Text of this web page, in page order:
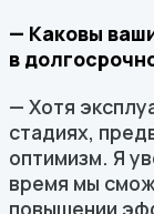
— Каковы
в
— Хотя
стадиях,
оптимизм. Я
время мы
повышении